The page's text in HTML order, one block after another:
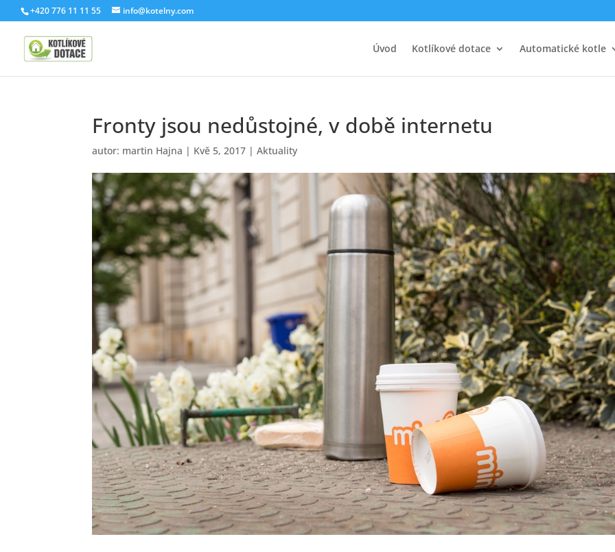
+420 776 11 11 55 info@kotelny.com
Úvod Kotlíkové dotace Automatické kotle
Fronty jsou nedůstojné, v době internetu
autor: martin Hajna | Kvě 5, 2017 |Aktuality